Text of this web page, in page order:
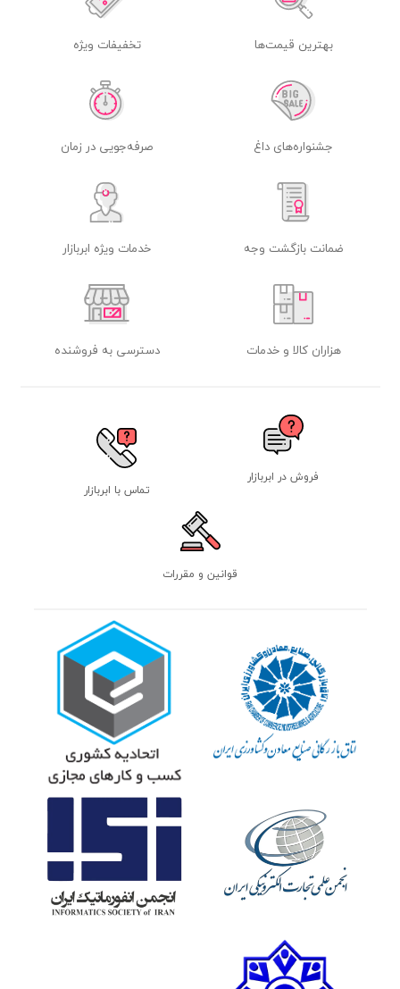
بهترین قیمت‌ها تخفیفات ویژه
جشنواره‌های داغ صرفه‌جویی در زمان
ضمانت بازگشت وجه خدمات ویژه ابربازار
هزاران کالا و خدمات دسترسی به فروشنده
فروش در ابربازار
تماس با ابربازار
قوانین و مقررات